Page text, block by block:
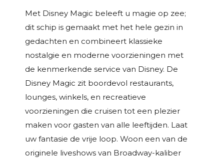
Met Disney Magic beleeft u magie op zee;
dit schip is gemaakt met het hele gezin in
gedachten en combineert klassieke
nostalgie en moderne voorzieningen met
de kenmerkende service van Disney. De
Disney Magic zit boordevol restaurants,
lounges, winkels, en recreatieve
voorzieningen die cruisen tot een plezier
maken voor gasten van alle leeftijden. Laat
uw fantasie de vrije loop. Woon een van de
originele liveshows van Broadway-kaliber